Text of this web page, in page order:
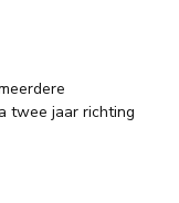
twee jaar richting